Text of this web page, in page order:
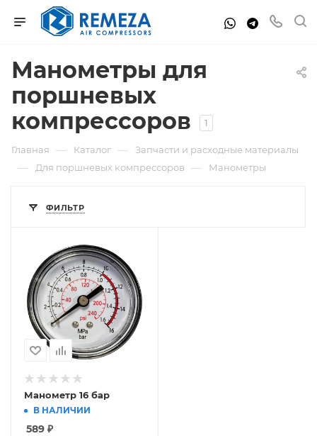
Манометры для
поршневых
компрессоров
1
Главная — Каталог — Запчасти и расходные материалы
— Для поршневых компрессоров — Манометры
ФИЛЬТР
Манометр 16 бар
В НАЛИЧИИ
589 ₽